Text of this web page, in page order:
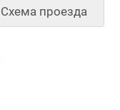
Схема проезда